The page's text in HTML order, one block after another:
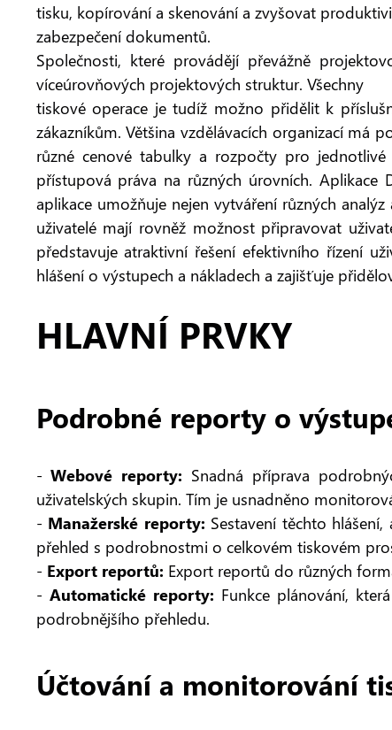
tisku, kopírování a skenování a zvyšovat
zabezpečení dokumentů.
Společnosti, které provádějí převážně
víceúrovňových projektových struktur. Všechny
tiskové operace je tudíž možno přidělit k
zákazníkům. Většina vzdělávacích organizací
různé cenové tabulky a rozpočty pro
přístupová práva na různých úrovních.
aplikace umožňuje nejen vytváření různých
uživatelé mají rovněž možnost připravovat
představuje atraktivní řešení efektivního řízení
hlášení o výstupech a nákladech a zajišťuje
HLAVNÍ PRVKY
Podrobné reporty o
-Webové reporty: Snadná příprava
uživatelských skupin. Tím je usnadněno
- Manažerské reporty: Sestavení těchto
přehled s podrobnostmi o celkovém tiskovém
- Export reportů: Export reportů do různých
- Automatické reporty: Funkce plánování,
podrobnějšího přehledu.
Účtování a monitorování